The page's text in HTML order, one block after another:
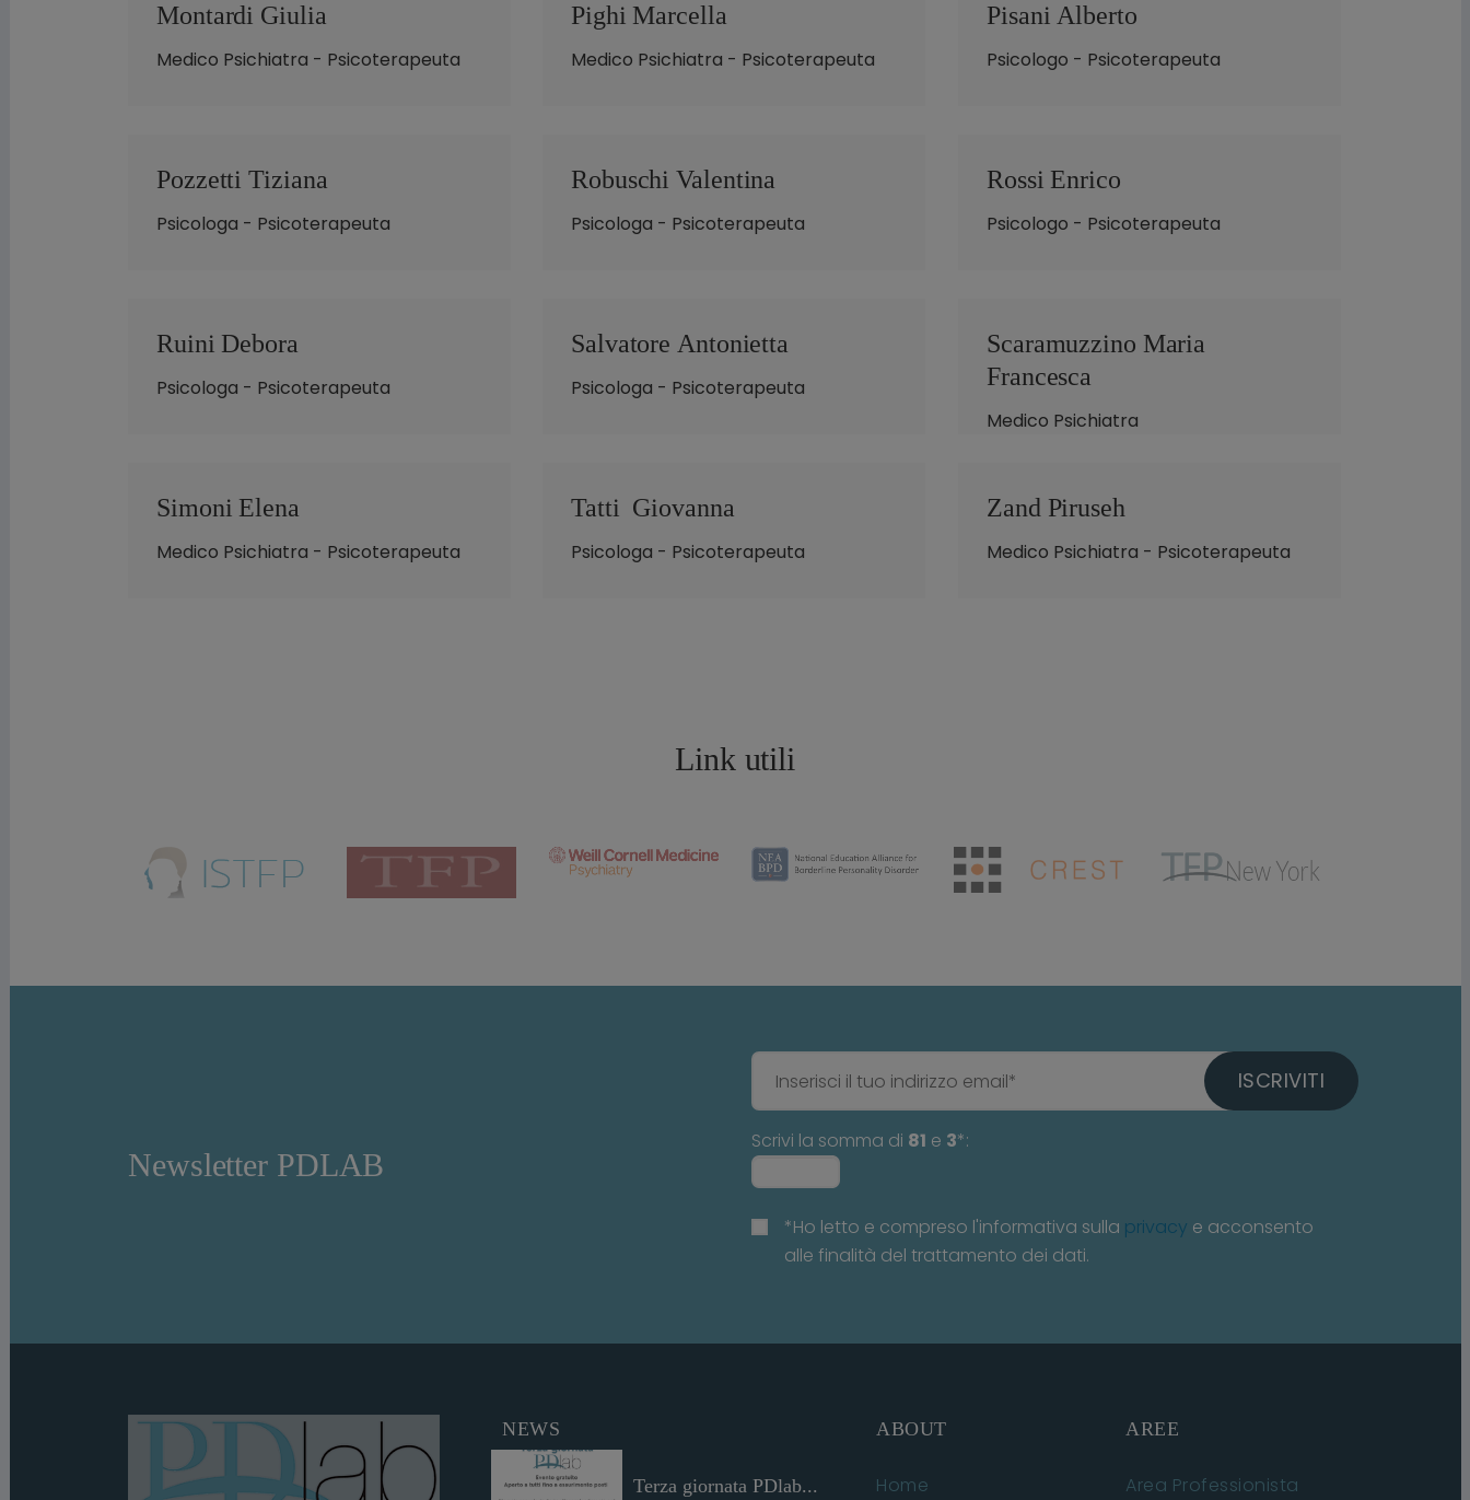
Montardi Giulia
Medico Psichiatra - Psicoterapeuta
Pighi Marcella
Medico Psichiatra - Psicoterapeuta
Pisani Alberto
Psicologo - Psicoterapeuta
Pozzetti Tiziana
Psicologa - Psicoterapeuta
Robuschi Valentina
Psicologa - Psicoterapeuta
Rossi Enrico
Psicologo - Psicoterapeuta
Ruini Debora
Psicologa - Psicoterapeuta
Salvatore Antonietta
Psicologa - Psicoterapeuta
Scaramuzzino Maria
Francesca
Medico Psichiatra
Simoni Elena
Medico Psichiatra - Psicoterapeuta
Tatti Giovanna
Psicologa - Psicoterapeuta
Zand Piruseh
Medico Psichiatra - Psicoterapeuta
Link utili
Newsletter PDLAB
Scrivi la somma di 81 e 3*:
*Ho letto e compreso l'informativa sulla privacy e acconsento
alle finalità del trattamento dei dati.
ISCRIVITI
NEWS
Terza giornata PDlab...
ABOUT
Home
AREE
Area Professionista